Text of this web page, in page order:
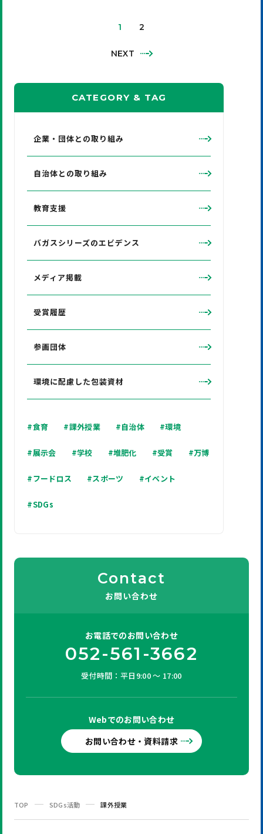
1 2
NEXT
CATEGORY & TAG
企業・団体との取り組み
自治体との取り組み
教育支援
バガスシリーズのエビデンス
メディア掲載
受賞履歴
参画団体
環境に配慮した包装資材
#食育 #課外授業 #自治体 #環境
#展示会 #学校 #堆肥化 #受賞 #万博
#フードロス #スポーツ #イベント
#SDGs
Contact
お問い合わせ
お電話でのお問い合わせ
052-561-3662
受付時間：平日9:00 ～ 17:00
Webでのお問い合わせ
お問い合わせ・資料請求
TOP SDGs活動 課外授業